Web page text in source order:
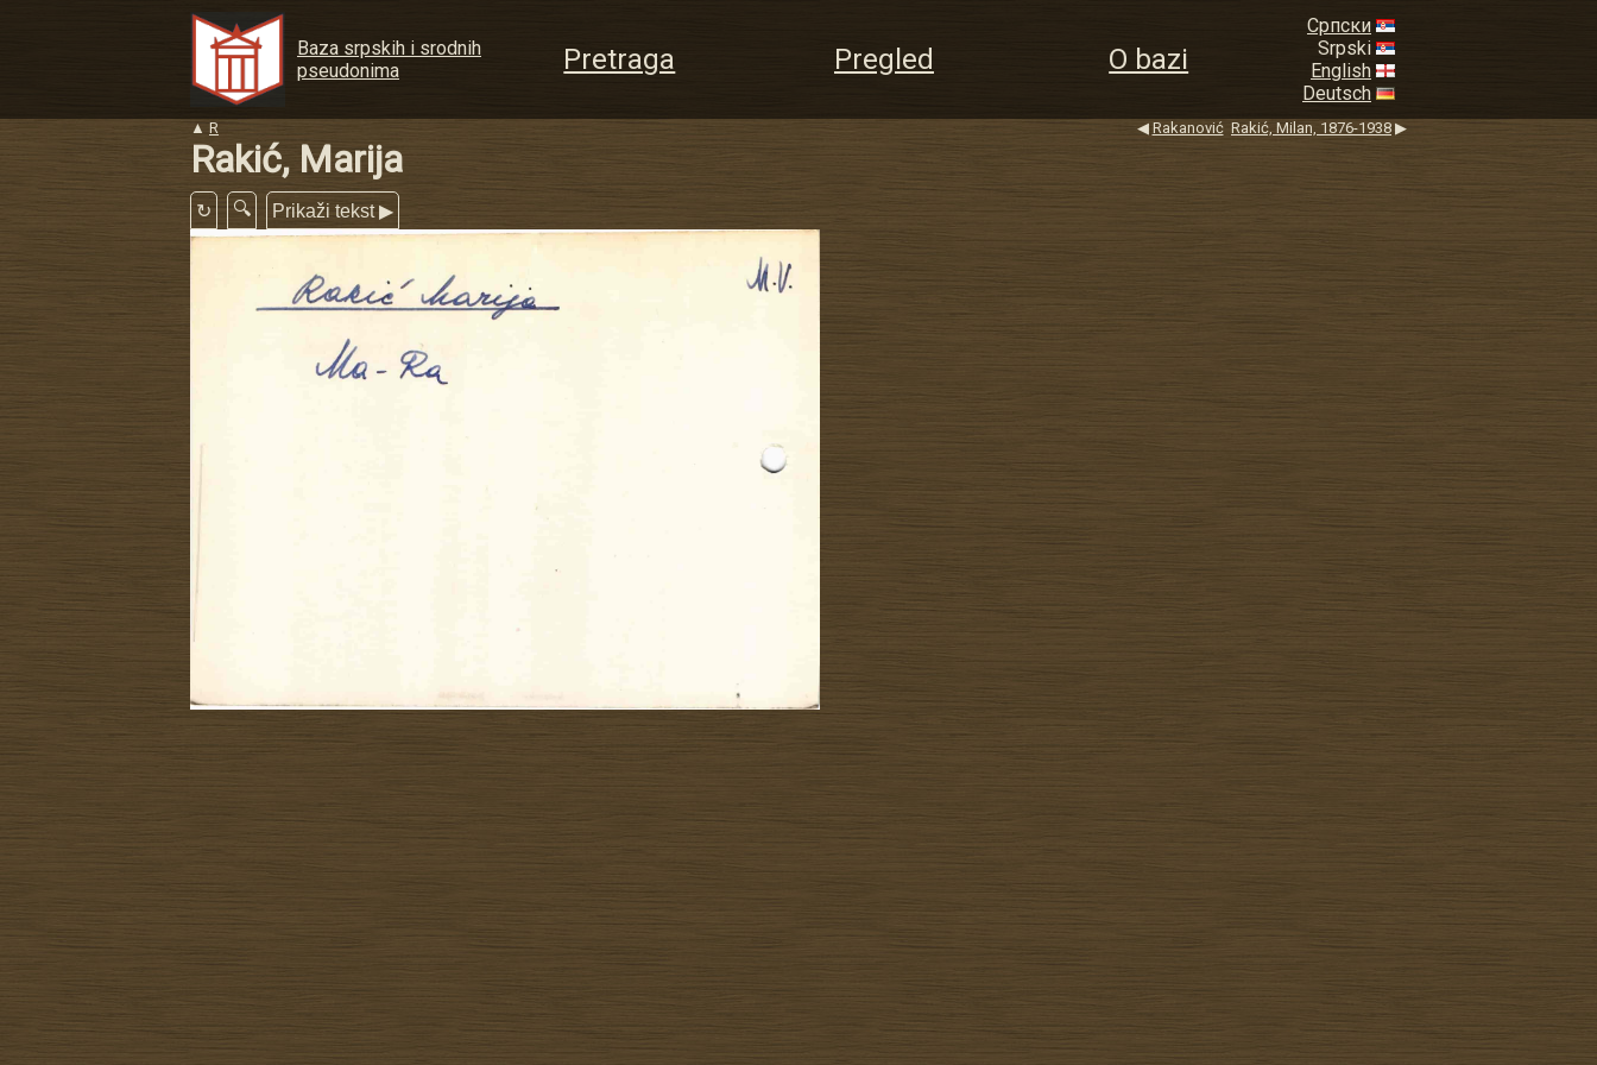
Baza srpskih i srodnih
pseudonima
Pretraga Pregled O bazi
Српски
Srpski
English
Deutsch
▲ R ◀ Rakanović Rakić, Milan, 1876-1938 ▶
Rakić, Marija